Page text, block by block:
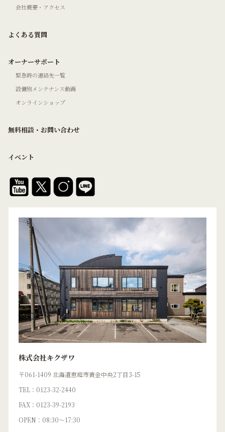
会社概要・アクセス
よくある質問
オーナーサポート
緊急時の連絡先一覧
設備別メンテナンス動画
オンラインショップ
無料相談・お問い合わせ
イベント
株式会社キクザワ
〒061-1409 北海道恵庭市黄金中央2丁目3-15
TEL：0123-32-2440
FAX：0123-39-2193
OPEN：08:30〜17:30